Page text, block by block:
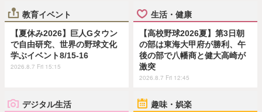
教育イベント
【夏休み2026】巨人Gタウン
で自由研究、世界の野球文化
学ぶイベント8/15-16
2026.8.7 Fri 15:15
生活・健康
【高校野球2026夏】第3日朝
の部は東海大甲府が勝利、午
後の部で八幡商と健大高崎が
激突
2026.8.7 Fri 12:45
デジタル生活 趣味・娯楽